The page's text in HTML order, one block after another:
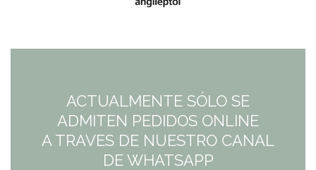
ACTUALMENTE SÓLO SE
ADMITEN PEDIDOS ONLINE
A TRAVES DE NUESTRO CANAL
DE WHATSAPP